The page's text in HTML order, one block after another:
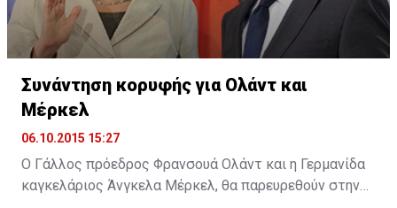
Συνάντηση κορυφής για Ολάντ και
Μέρκελ
06.10.2015 15:27
Ο Γάλλος πρόεδρος Φρανσουά Ολάντ και η Γερμανίδα
καγκελάριος Άνγκελα Μέρκελ, θα παρευρεθούν στην